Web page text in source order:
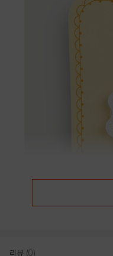
리뷰 (0)